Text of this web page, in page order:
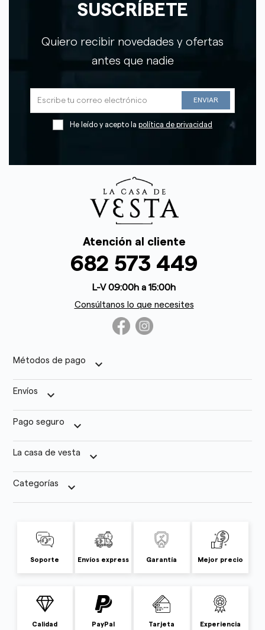
SUSCRÍBETE
Quiero recibir novedades y ofertas
antes que nadie
He leído y acepto la política de privacidad
Atención al cliente
682 573 449
L-V 09:00h a 15:00h
Consúltanos lo que necesites
Métodos de pago keyboard_arrow_down
Envíos keyboard_arrow_down
Pago seguro keyboard_arrow_down
La casa de vesta keyboard_arrow_down
Categorías keyboard_arrow_down
Soporte Envíos express Garantía Mejor precio
Calidad PayPal Tarjeta Experiencia